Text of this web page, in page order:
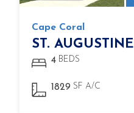
Cape Coral
ST. AUGUSTINE
4 BEDS
1829 SF A/C